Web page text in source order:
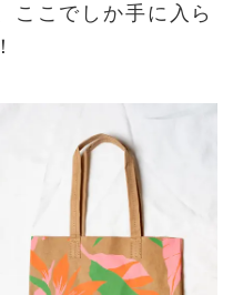
ここでしか手に入ら